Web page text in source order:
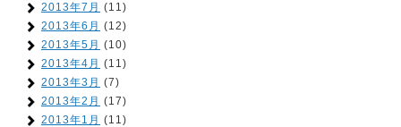
2013年7月 (11)
2013年6月 (12)
2013年5月 (10)
2013年4月 (11)
2013年3月 (7)
2013年2月 (17)
2013年1月 (11)